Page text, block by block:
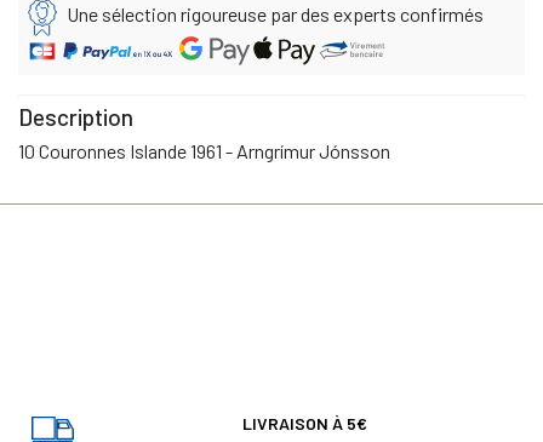
Une sélection rigoureuse par des experts confirmés
Description
10 Couronnes Islande 1961 - Arngrímur Jónsson
LIVRAISON À 5€